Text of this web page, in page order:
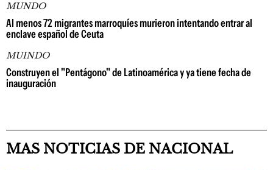
MUNDO
Al menos 72 migrantes marroquíes murieron intentando entrar al
enclave español de Ceuta
MUINDO
Construyen el "Pentágono" de Latinoamérica y ya tiene fecha de
inauguración
MAS NOTICIAS DE NACIONAL